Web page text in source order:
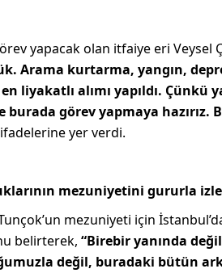
yapacak olan itfaiye eri Veysel
Arama kurtarma, yangın,
liyakatlı alımı yapıldı. Çünkü
burada görev yapmaya hazırız.
ifadelerine yer verdi.
mezuniyetini gururla
mezuniyeti için
belirterek, “Birebir yanında
değil, buradaki bütün